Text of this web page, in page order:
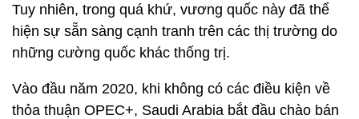
Tuy nhiên, trong quá khứ, vương quốc này đã thể
hiện sự sẵn sàng cạnh tranh trên các thị trường do
những cường quốc khác thống trị.
Vào đầu năm 2020, khi không có các điều kiện về
thỏa thuận OPEC+, Saudi Arabia bắt đầu chào bán